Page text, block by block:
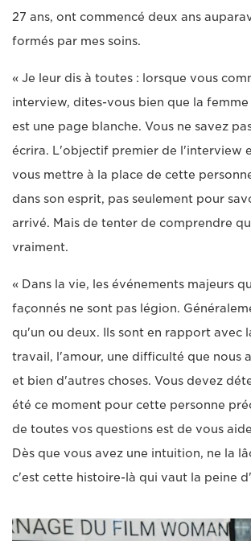
27 ans, ont commencé deux ans
formés par mes soins.
« Je leur dis à toutes : lorsque vous
interview, dites-vous bien que la
est une page blanche. Vous ne savez
écrira. L'objectif premier de l'interview
vous mettre à la place de cette
dans son esprit, pas seulement pour
arrivé. Mais de tenter de comprendre
vraiment.
« Dans la vie, les événements majeurs
façonnés ne sont pas légion.
qu'un ou deux. Ils sont en rapport avec
travail, l'amour, une difficulté que nous
et bien d'autres choses. Vous devez
été ce moment pour cette personne
de toutes vos questions est de vous
Dès que vous avez une intuition, ne la
c'est cette histoire-là qui vaut la peine